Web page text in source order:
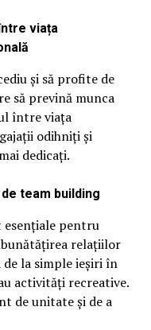
viața
și să profite de
să prevină munca
între viața
odihniți și
dedicați.
team building
pentru
relațiilor
la simple ieșiri în
activități recreative.
de unitate și de a